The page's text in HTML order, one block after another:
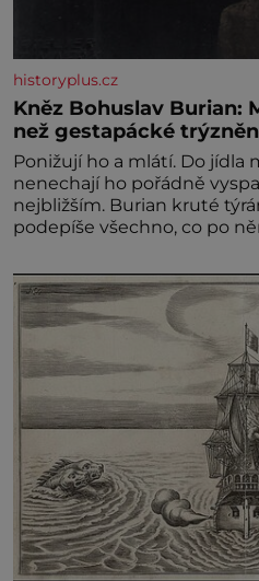
historyplus.cz
Kněz Bohuslav Burian:
než gestapácké
Ponižují ho a mlátí. Do jídla
nenechají ho pořádně
nejbližším. Burian kruté
podepíše všechno, co po
výslechů nikdo nevyvíjel
Syn brněnského řezníka